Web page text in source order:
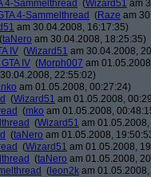
4-Sammelthread (Wizard51 am
4-Sammelthread (Raze am
am 30.04.2008, 16:17:35)
(taNero am 30.04.2008, 18:25:35)
IV (Wizard51 am 30.04.2008,
IV (Morph007 am
22:55:02)
am 01.05.2008, 00:27:24)
(Wizard51 am 01.05.2008,
(mko am 01.05.2008,
(Wizard51 am
(taNero am 01.05.2008,
(Wizard51 am 01.05.2008,
(taNero am 01.05.2008,
( leon2k am